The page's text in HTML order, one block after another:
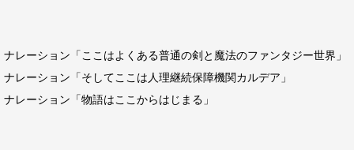
ナレーション「ここはよくある普通の剣と魔法のファンタジー世界」
ナレーション「そしてここは人理継続保障機関カルデア」
ナレーション「物語はここからはじまる」